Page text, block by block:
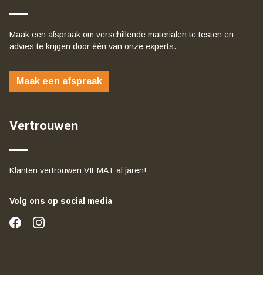
Maak een afspraak om verschillende materialen te testen en
advies te krijgen door één van onze experts.
Maak een afspraak
Vertrouwen
Klanten vertrouwen VIEMAT al jaren!
Volg ons op social media